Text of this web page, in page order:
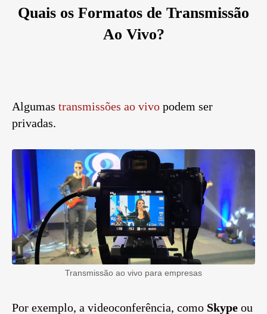
Quais os Formatos de Transmissão
Ao Vivo?
Algumas transmissões ao vivo podem ser
privadas.
Transmissão ao vivo para empresas
Por exemplo, a videoconferência, como Skype ou